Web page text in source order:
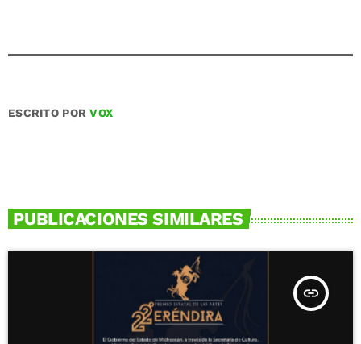
ESCRITO PORVOX
PUBLICACIONES SIMILARES
insert_link